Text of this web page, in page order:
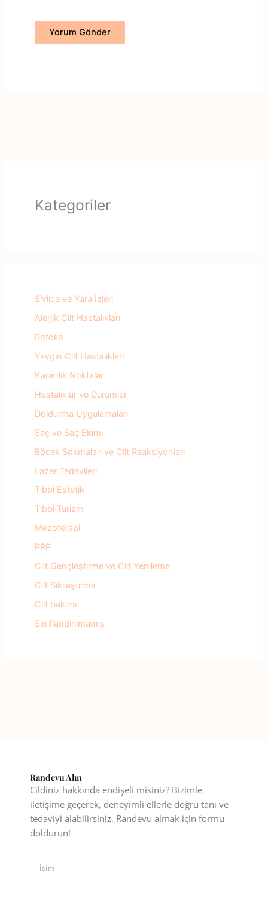
Kategoriler
Sivilce ve Yara İzleri
Alerjik Cilt Hastalıkları
Botoks
Yaygın Cilt Hastalıkları
Karanlık Noktalar
Hastalıklar ve Durumlar
Doldurma Uygulamaları
Saç ve Saç Ekimi
Böcek Sokmaları ve Cilt Reaksiyonları
Lazer Tedavileri
Tıbbi Estetik
Tıbbi Turizm
Mezoterapi
PRP
Cilt Gençleştirme ve Cilt Yenileme
Cilt Sıkılaştırma
Cilt bakımı
Sınıflandırılmamış
Randevu Alın
Cildiniz hakkında endişeli misiniz? Bizimle
iletişime geçerek, deneyimli ellerle doğru tanı ve
tedaviyi alabilirsiniz. Randevu almak için formu
doldurun!